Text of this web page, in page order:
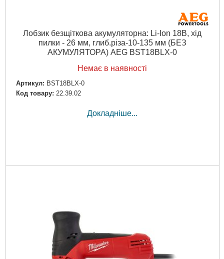
Лобзик безщіткова акумуляторна: Li-Ion 18В, хід
пилки - 26 мм, глиб.різа-10-135 мм (БЕЗ
АКУМУЛЯТОРА) AEG BST18BLX-0
Немає в наявності
Артикул: BST18BLX-0
Код товару: 22.39.02
Докладніше...